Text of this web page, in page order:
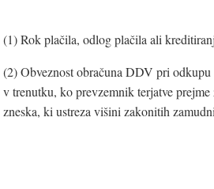
(1) Rok plačila, odlog plačila ali
(2) Obveznost obračuna DDV pri
v trenutku, ko prevzemnik terjatve
zneska, ki ustreza višini zakonitih